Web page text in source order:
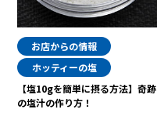
お店からの情報
ホッティーの塩
【塩10gを簡単に摂る方法】奇跡
の塩汁の作り方！